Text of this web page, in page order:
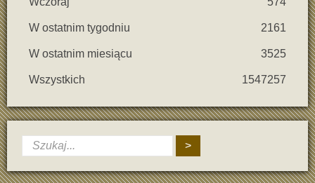
W ostatnim tygodniu 2161
W ostatnim miesiącu 3525
Wszystkich 1547257
>